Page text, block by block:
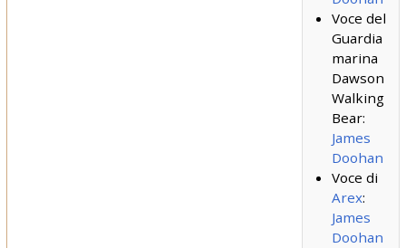
Voce del
Guardia
marina
Dawson
Walking
Bear:
James
Doohan
Voce di
Arex:
James
Doohan